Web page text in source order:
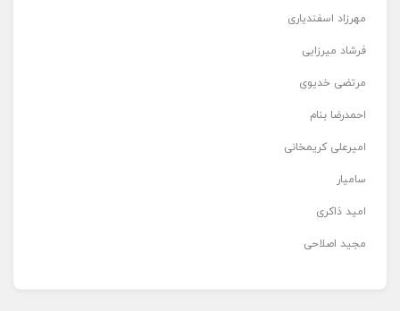
مهرزاد اسفندیاری
فرشاد میرزایی
مرتضی خدیوی
احمدرضا بنام
امیرعلی کریمخانی
سامیار
امید ذاکری
مجید اصلاحی